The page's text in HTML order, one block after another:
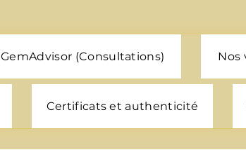
GemAdvisor (Consultations) Nos
Certificats et authenticité